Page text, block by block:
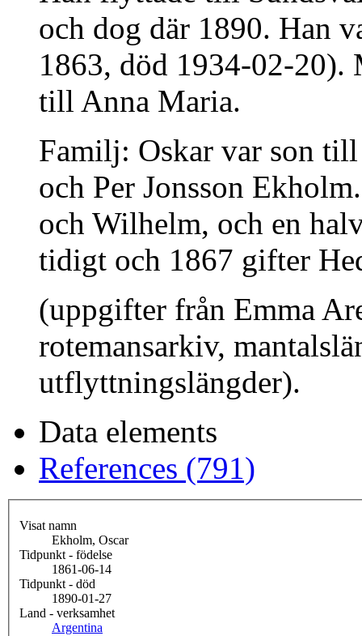
och dog där 1890. Han
1863, död 1934-02-20).
till Anna Maria.
Familj: Oskar var son
och Per Jonsson
och Wilhelm, och en
tidigt och 1867 gifter
(uppgifter från Emma
rotemansarkiv,
utflyttningslängder).
Data elements
References (791)
Visat namn
Ekholm, Oscar
Tidpunkt - födelse
1861-06-14
Tidpunkt - död
1890-01-27
Land - verksamhet
Argentina